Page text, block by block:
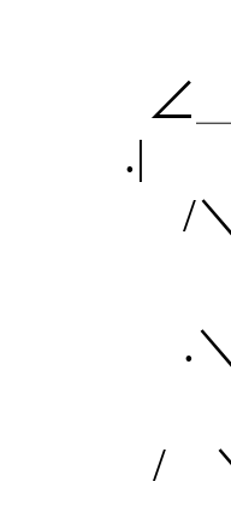
＿＿
.|